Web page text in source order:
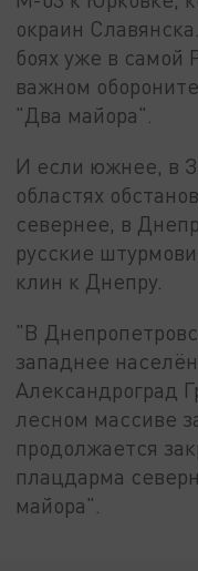
окраин
боях уже в самой
важном
"Два майора".
И если южнее, в
областях
севернее, в
русские
клин к Днепру.
"В
западнее
Александроград
лесном массиве
продолжается
плацдарма
майора".